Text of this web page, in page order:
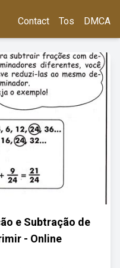
Contact Tos DMCA
e Subtração de
- Online